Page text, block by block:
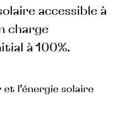
accessible à
charge
à 100%.
l’énergie solaire